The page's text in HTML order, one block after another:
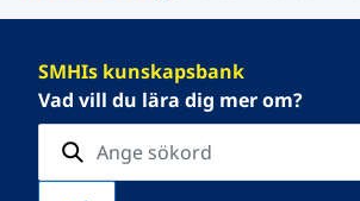
SMHIs kunskapsbank
Vad vill du lära dig mer om?